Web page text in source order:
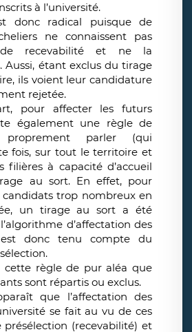
à l’université.
donc radical puisque de
ne connaissent pas
recevabilité et ne la
Aussi, étant exclus du tirage
ils voient leur candidature
rejetée.
pour affecter les futurs
également une règle de
parler (qui
fois, sur tout le territoire et
filières à capacité d’accueil
au sort. En effet, pour
trop nombreux en
un tirage au sort a été
d’affectation des
donc tenu compte du
cette règle de pur aléa que
sont répartis ou exclus.
que l’affectation des
se fait au vu de ces
présélection (recevabilité) et